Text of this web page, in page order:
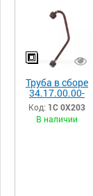
Труба в сборе
34.17.00.00-
009сб малая
компрессора
КТ-6
Код: 1С 0Х203
В наличии